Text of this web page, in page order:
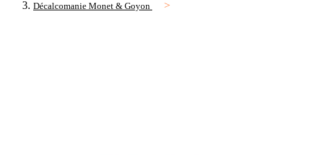
Décalcomanie Monet & Goyon